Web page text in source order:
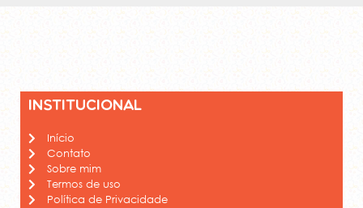
Institucional
Início
Contato
Sobre mim
Termos de uso
Política de Privacidade